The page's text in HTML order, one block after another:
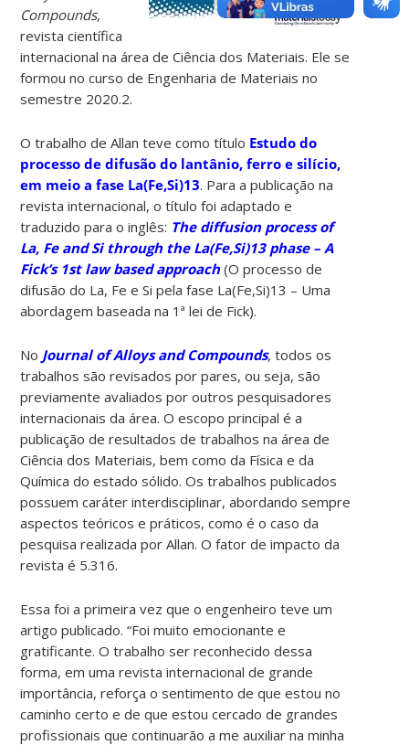
Compounds,
revista científica
internacional na área de Ciência dos Materiais. Ele se
formou no curso de Engenharia de Materiais no
semestre 2020.2.
O trabalho de Allan teve como título Estudo do
processo de difusão do lantânio, ferro e silício,
em meio a fase La(Fe,Si)13. Para a publicação na
revista internacional, o título foi adaptado e
traduzido para o inglês: The diffusion process of
La, Fe and Si through the La(Fe,Si)13 phase – A
Fick’s 1st law based approach(O processo de
difusão do La, Fe e Si pela fase La(Fe,Si)13 – Uma
abordagem baseada na 1ª lei de Fick).
No Journal of Alloys and Compounds, todos os
trabalhos são revisados por pares, ou seja, são
previamente avaliados por outros pesquisadores
internacionais da área. O escopo principal é a
publicação de resultados de trabalhos na área de
Ciência dos Materiais, bem como da Física e da
Química do estado sólido. Os trabalhos publicados
possuem caráter interdisciplinar, abordando sempre
aspectos teóricos e práticos, como é o caso da
pesquisa realizada por Allan. O fator de impacto da
revista é 5.316.
Essa foi a primeira vez que o engenheiro teve um
artigo publicado. “Foi muito emocionante e
gratificante. O trabalho ser reconhecido dessa
forma, em uma revista internacional de grande
importância, reforça o sentimento de que estou no
caminho certo e de que estou cercado de grandes
profissionais que continuarão a me auxiliar na minha